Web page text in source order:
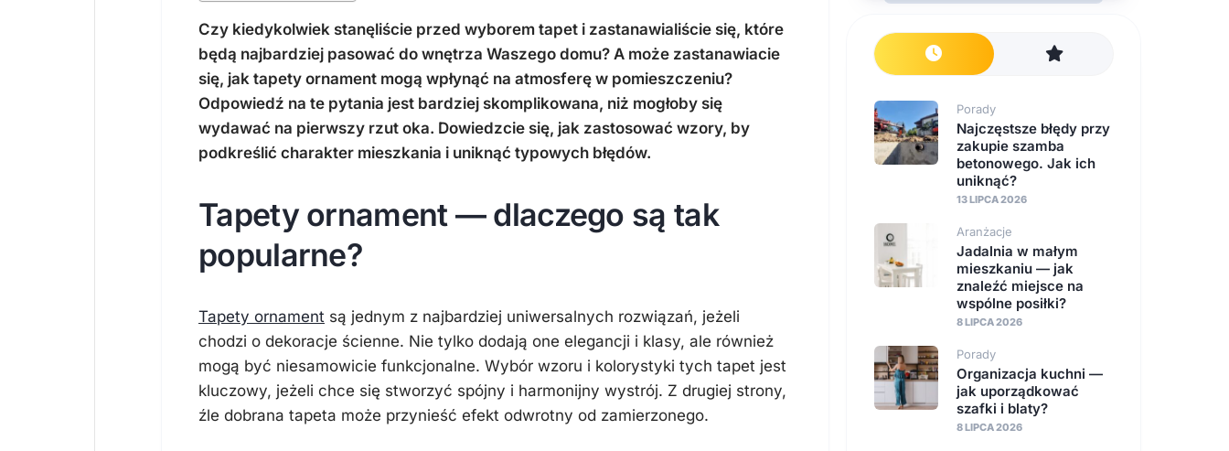
Czy kiedykolwiek stanęliście przed wyborem tapet i zastanawialiście się, które
będą najbardziej pasować do wnętrza Waszego domu? A może zastanawiacie
się, jak tapety ornament mogą wpłynąć na atmosferę w pomieszczeniu?
Odpowiedź na te pytania jest bardziej skomplikowana, niż mogłoby się
wydawać na pierwszy rzut oka. Dowiedzcie się, jak zastosować wzory, by
podkreślić charakter mieszkania i uniknąć typowych błędów.
Tapety ornament — dlaczego są tak
popularne?
Tapety ornament są jednym z najbardziej uniwersalnych rozwiązań, jeżeli
chodzi o dekoracje ścienne. Nie tylko dodają one elegancji i klasy, ale również
mogą być niesamowicie funkcjonalne. Wybór wzoru i kolorystyki tych tapet jest
kluczowy, jeżeli chce się stworzyć spójny i harmonijny wystrój. Z drugiej strony,
źle dobrana tapeta może przynieść efekt odwrotny od zamierzonego.
Porady
Najczęstsze błędy przy
zakupie szamba
betonowego. Jak ich
uniknąć?
13 LIPCA 2026
Aranżacje
Jadalnia w małym
mieszkaniu — jak
znaleźć miejsce na
wspólne posiłki?
8 LIPCA 2026
Porady
Organizacja kuchni —
jak uporządkować
szafki i blaty?
8 LIPCA 2026